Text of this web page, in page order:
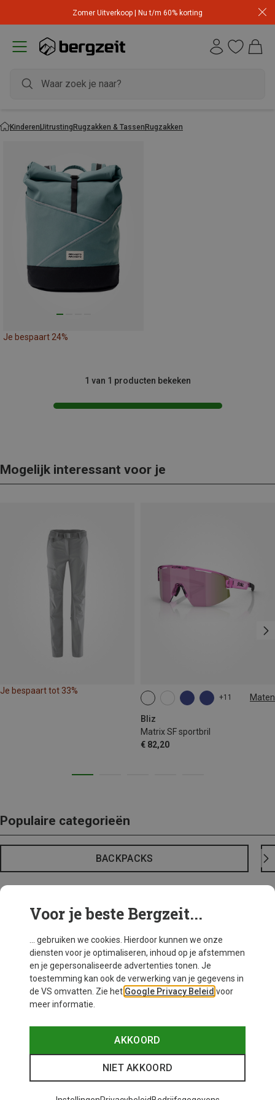
Zomer Uitverkoop | Nu t/m 60% korting
KinderenUitrustingRugzakken & TassenRugzakken
Je bespaart 24%
1 van 1 producten bekeken
Mogelijk interessant voor je
Je bespaart tot 33%
+11 Maten
Bliz
Matrix SF sportbril
€ 82,20
ONE SIZE
Populaire categorieën
BACKPACKS
Voor je beste Bergzeit...
... gebruiken we cookies. Hierdoor kunnen we onze
diensten voor je optimaliseren, inhoud op je afstemmen
en je gepersonaliseerde advertenties tonen. Je
toestemming kan ook de verwerking van je gegevens in
de VS omvatten. Zie het Google Privacy Beleid voor
meer informatie.
AKKOORD
NIET AKKOORD